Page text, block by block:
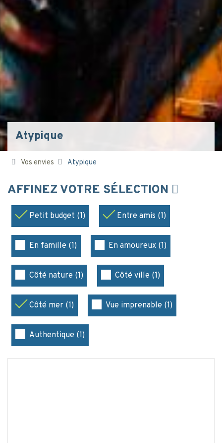
Atypique
Vos envies Atypique
AFFINEZ VOTRE SÉLECTION
Petit budget (1) Entre amis (1)
En famille (1) En amoureux (1)
Côté nature (1) Côté ville (1)
Côté mer (1) Vue imprenable (1)
Authentique (1)